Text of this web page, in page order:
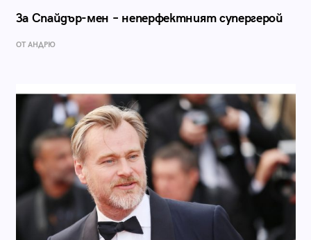
За Спайдър-мен – неперфектният супергерой
ОТ АНДРЮ